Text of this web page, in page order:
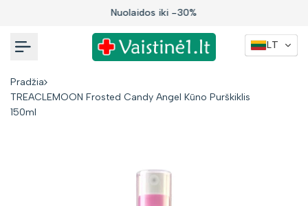
Nuolaidos iki -30%
Pradžia
TREACLEMOON Frosted Candy Angel Kūno Purškiklis
150ml
LT